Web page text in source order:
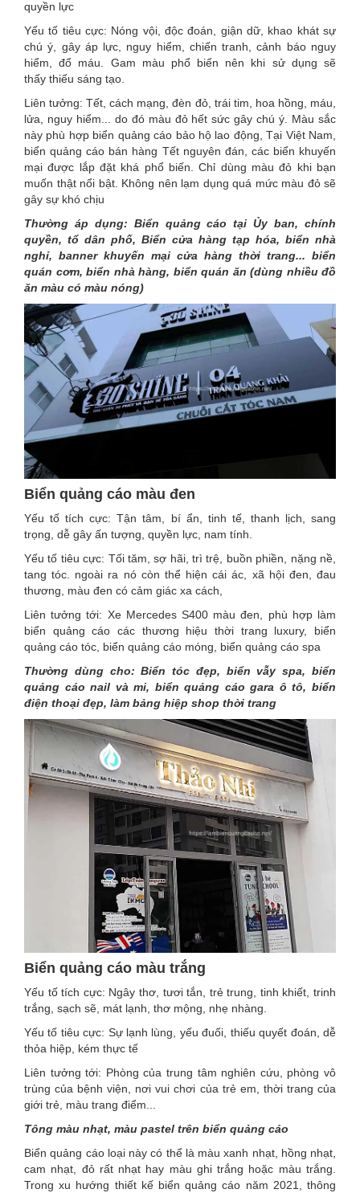
quyền lực
Yếu tố tiêu cực: Nóng vội, độc đoán, giận dữ, khao khát sự
chú ý, gây áp lực, nguy hiểm, chiến tranh, cảnh báo nguy
hiểm, đổ máu. Gam màu phổ biến nên khi sử dụng sẽ
thấy thiếu sáng tạo.
Liên tưởng: Tết, cách mạng, đèn đỏ, trái tim, hoa hồng, máu,
lửa, nguy hiểm... do đó màu đỏ hết sức gây chú ý. Màu sắc
này phù hợp biển quảng cáo bảo hộ lao động, Tại Việt Nam,
biển quảng cáo bán hàng Tết nguyên đán, các biển khuyến
mại được lắp đặt khá phổ biến. Chỉ dùng màu đỏ khi bạn
muốn thật nổi bật. Không nên lạm dụng quá mức màu đỏ sẽ
gây sự khó chịu
Thường áp dụng: Biển quảng cáo tại Ủy ban, chính
quyền, tổ dân phố, Biển cửa hàng tạp hóa, biển nhà
nghỉ, banner khuyến mại cửa hàng thời trang... biển
quán cơm, biển nhà hàng, biển quán ăn (dùng nhiều đồ
ăn màu có màu nóng)
Biển quảng cáo màu đen
Yếu tố tích cực: Tận tâm, bí ẩn, tinh tế, thanh lịch, sang
trọng, dễ gây ấn tượng, quyền lực, nam tính.
Yếu tố tiêu cực: Tối tăm, sợ hãi, trì trệ, buồn phiền, nặng nề,
tang tóc. ngoài ra nó còn thể hiện cái ác, xã hội đen, đau
thương, màu đen có cảm giác xa cách,
Liên tưởng tới: Xe Mercedes S400 màu đen, phù hợp làm
biển quảng cáo các thương hiệu thời trang luxury, biển
quảng cáo tóc, biển quảng cáo móng, biển quảng cáo spa
Thường dùng cho: Biển tóc đẹp, biển vẫy spa, biển
quảng cáo nail và mi, biển quảng cáo gara ô tô, biển
điện thoại đẹp, làm bảng hiệp shop thời trang
Biển quảng cáo màu trắng
Yếu tố tích cực: Ngây thơ, tươi tắn, trẻ trung, tinh khiết, trinh
trắng, sạch sẽ, mát lạnh, thơ mộng, nhẹ nhàng.
Yếu tố tiêu cực: Sự lạnh lùng, yếu đuối, thiếu quyết đoán, dễ
thỏa hiệp, kém thực tế
Liên tưởng tới: Phòng của trung tâm nghiên cứu, phòng vô
trùng của bệnh viện, nơi vui chơi của trẻ em, thời trang của
giới trẻ, màu trang điểm...
Tông màu nhạt, màu pastel trên biển quảng cáo
Biển quảng cáo loại này có thể là màu xanh nhạt, hồng nhạt,
cam nhạt, đỏ rất nhạt hay màu ghi trắng hoặc màu trắng.
Trong xu hướng thiết kế biển quảng cáo năm 2021, thông